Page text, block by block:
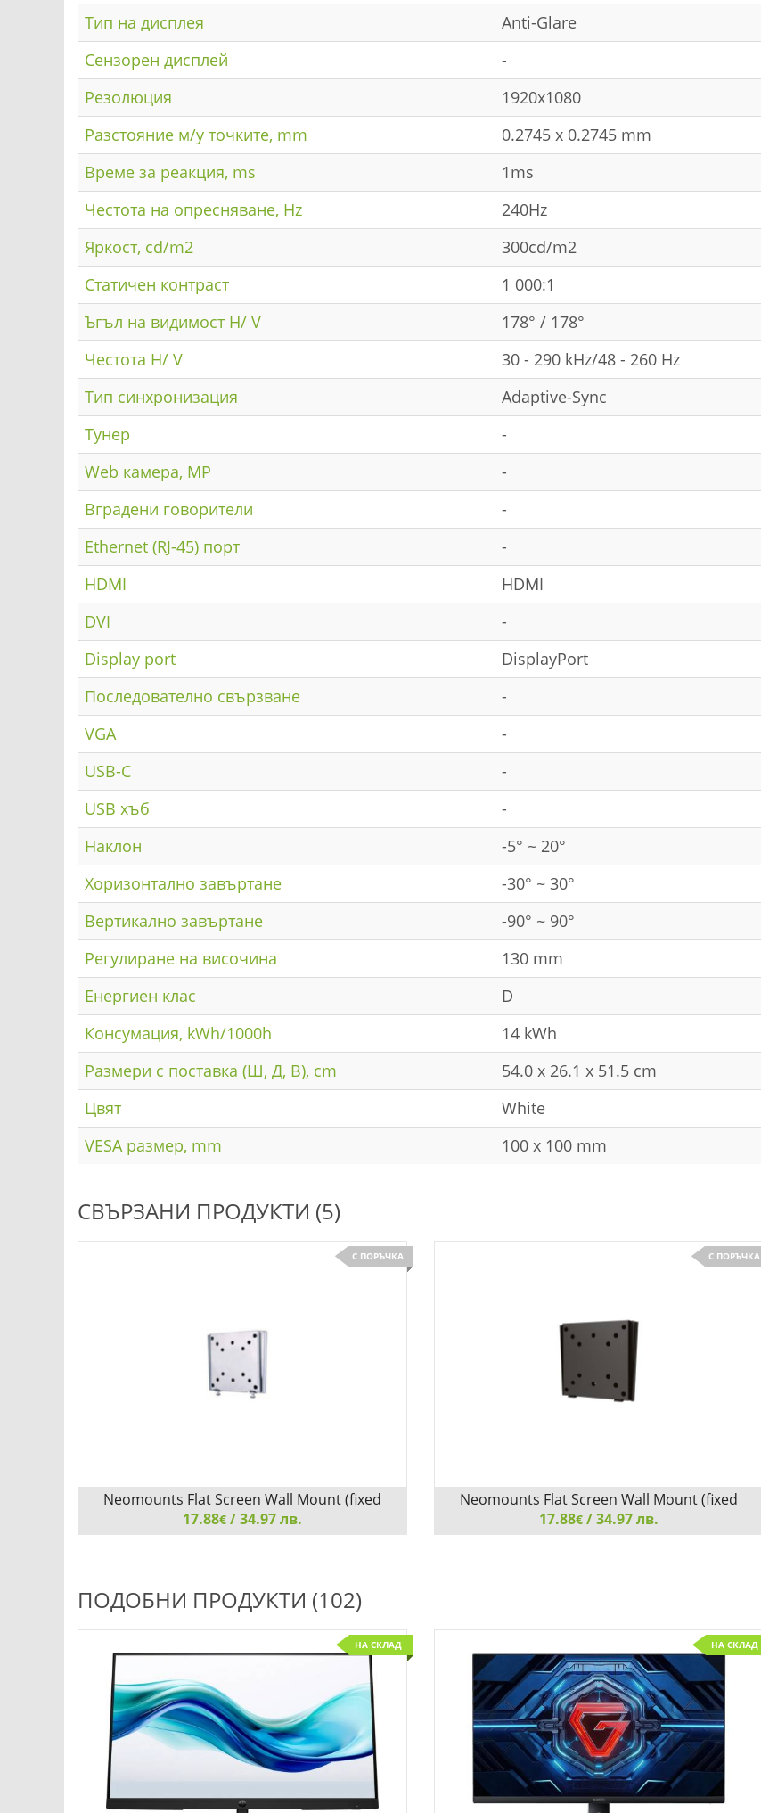
Тип на дисплея
Anti-Glare
Сензорен дисплей
-
Резолюция
1920x1080
Разстояние м/у точките, mm
0.2745 x 0.2745 mm
Време за реакция, ms
1ms
Честота на опресняване, Hz
240Hz
Яркост, cd/m2
300cd/m2
Статичен контраст
1 000:1
Ъгъл на видимост H/ V
178° / 178°
Честота H/ V
30 - 290 kHz/48 - 260 Hz
Тип синхронизация
Adaptive-Sync
Тунер
-
Web камера, MP
-
Вградени говорители
-
Ethernet (RJ-45) порт
-
HDMI
HDMI
DVI
-
Display port
DisplayPort
Последователно свързване
-
VGA
-
USB-C
-
USB хъб
-
Наклон
-5° ~ 20°
Хоризонтално завъртане
-30° ~ 30°
Вертикално завъртане
-90° ~ 90°
Регулиране на височина
130 mm
Енергиен клас
D
Консумация, kWh/1000h
14 kWh
Размери с поставка (Ш, Д, В), cm
54.0 x 26.1 x 51.5 cm
Цвят
White
VESA размер, mm
100 x 100 mm
СВЪРЗАНИ ПРОДУКТИ (5)
С ПОРЪЧКА
Детайли Сравни
Neomounts Flat Screen Wall Mount (fixed
17.88€ / 34.97 лв.
С ПОРЪЧКА
Детайли Сравни
Neomounts Flat Screen Wall Mount (fixed
17.88€ / 34.97 лв.
ПОДОБНИ ПРОДУКТИ (102)
НА СКЛАД НА СКЛАД